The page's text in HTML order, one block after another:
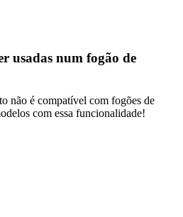
usadas num fogão de
não é compatível com fogões de
com essa funcionalidade!